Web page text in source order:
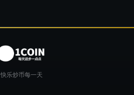
快乐炒币每一天